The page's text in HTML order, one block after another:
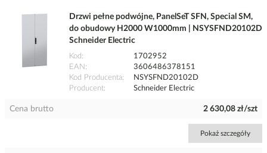
Drzwi pełne podwójne, PanelSeT SFN, Special SM,
do obudowy H2000 W1000mm | NSYSFND20102D
Schneider Electric
Kod
1702952
EAN
3606486378151
Kod Producenta
NSYSFND20102D
Producent
Schneider Electric
Cena brutto 2 630,08 zł/szt
Pokaż szczegóły